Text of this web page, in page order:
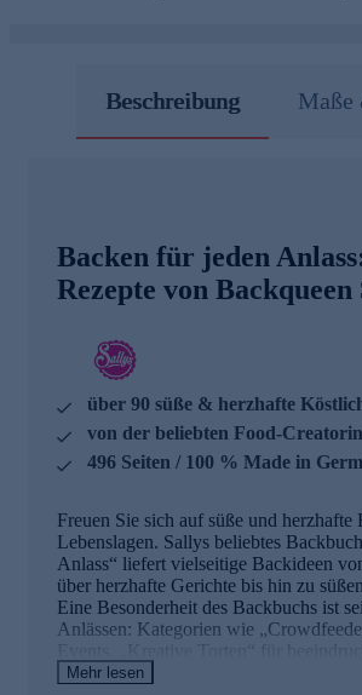
Beschreibung Maße
Backen für jeden
Rezepte von Backqueen
über 90 süße & herzhafte
von der beliebten Food-
496 Seiten / 100 % Made in
Freuen Sie sich auf süße und herzhafte
Lebenslagen. Sallys beliebtes
Anlass“ liefert vielseitige Backideen
über herzhafte Gerichte bis hin zu
Eine Besonderheit des Backbuchs ist
Anlässen: Kategorien wie
Events, „Kreative Torten“ für
Geburtstagstorten und "Gartenfeste"
Mehr lesen